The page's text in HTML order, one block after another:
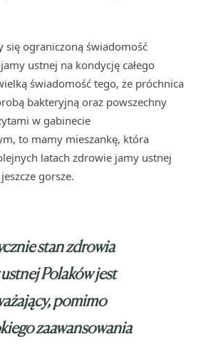
się ograniczoną świadomość
ustnej na kondycję całego
świadomość tego, że próchnica
bakteryjną oraz powszechny
w gabinecie
to mamy mieszankę, która
latach zdrowie jamy ustnej
gorsze.
stan zdrowia
Polaków jest
pomimo
zaawansowania